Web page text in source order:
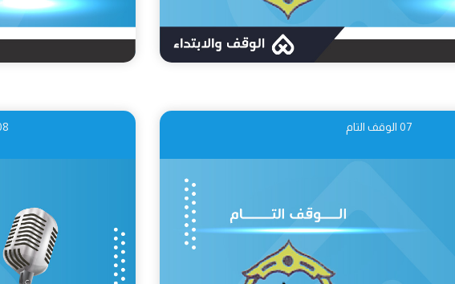
07 الوقف التام 08 الوقف الكافي: